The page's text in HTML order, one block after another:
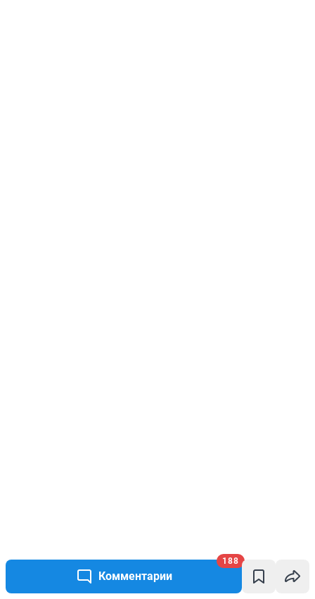
Комментарии
188